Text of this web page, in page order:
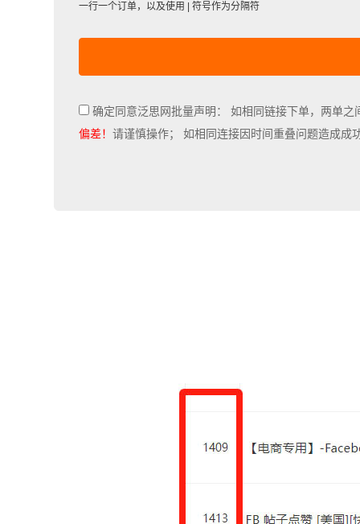
一行一个订单，以及使用 | 符号作为分隔符
确定同意泛思网批量声明： 如相同链接下单，两单
偏差！请谨慎操作； 如相同连接因时间重叠问题造成成